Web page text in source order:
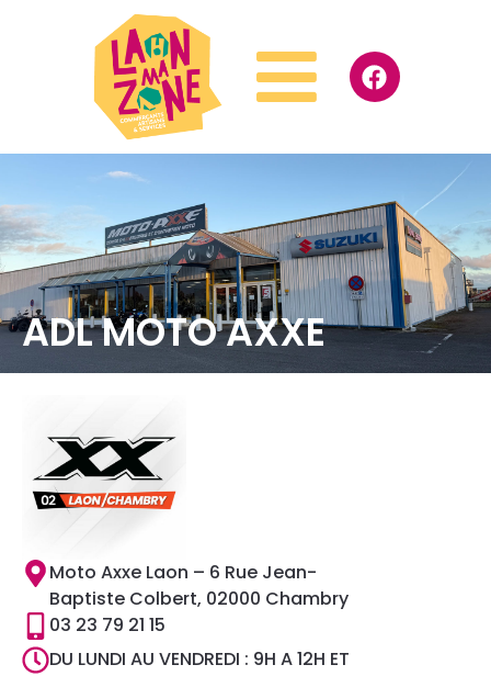
ADL MOTO AXXE
Moto Axxe Laon – 6 Rue Jean-
Baptiste Colbert, 02000 Chambry
03 23 79 21 15
DU LUNDI AU VENDREDI : 9H A 12H ET